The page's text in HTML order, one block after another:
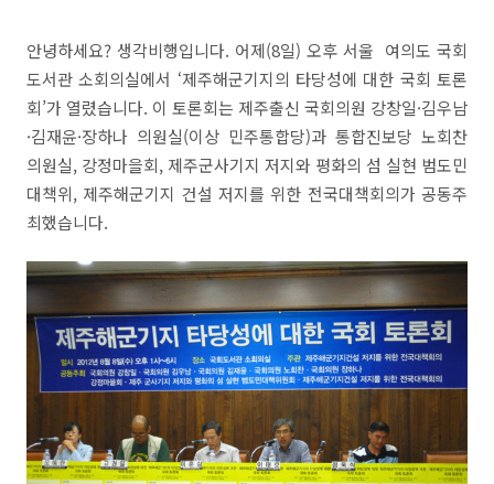
안녕하세요? 생각비행입니다. 어제(8일) 오후 서울 여의도 국회
도서관 소회의실에서 ‘제주해군기지의 타당성에 대한 국회 토론
회’가 열렸습니다. 이 토론회는 제주출신 국회의원 강창일·김우남
·김재윤·장하나 의원실(이상 민주통합당)과 통합진보당 노회찬
의원실, 강정마을회, 제주군사기지 저지와 평화의 섬 실현 범도민
대책위, 제주해군기지 건설 저지를 위한 전국대책회의가 공동주
최했습니다.